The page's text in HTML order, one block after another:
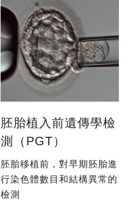
胚胎植入前遺傳學檢
測（PGT）
胚胎移植前，對早期胚胎進
行染色體數目和結構異常的
檢測